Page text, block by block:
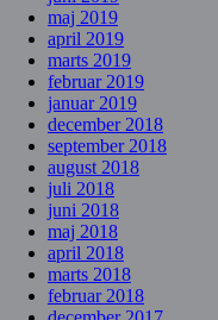
maj 2019
april 2019
marts 2019
februar 2019
januar 2019
december 2018
september 2018
august 2018
juli 2018
juni 2018
maj 2018
april 2018
marts 2018
februar 2018